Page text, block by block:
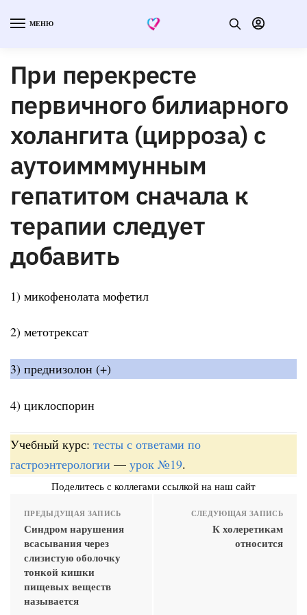
МЕНЮ
При перекресте
первичного билиарного
холангита (цирроза) с
аутоимммунным
гепатитом сначала к
терапии следует
добавить
1) микофенолата мофетил
2) метотрексат
3) преднизолон (+)
4) циклоспорин
Учебный курс: тесты с ответами по
гастроэнтерологии — урок №19.
Поделитесь с коллегами ссылкой на наш сайт
ПРЕДЫДУЩАЯ ЗАПИСЬ
Синдром нарушения
всасывания через
слизистую оболочку
тонкой кишки
пищевых веществ
называется
СЛЕДУЮЩАЯ ЗАПИСЬ
К холеретикам
относится